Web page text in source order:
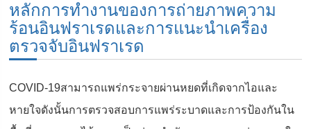
หลักการทำงานของการถ่ายภาพความ
ร้อนอินฟราเรดและการแนะนำเครื่อง
ตรวจจับอินฟราเรด
COVID-19สามารถแพร่กระจายผ่านหยดที่เกิดจากไอและ
หายใจดังนั้นการตรวจสอบการแพร่ระบาดและการป้องกันใน